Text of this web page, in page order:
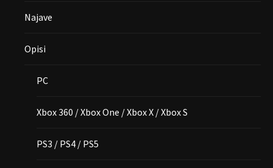
Najave
Opisi
PC
Xbox 360 / Xbox One / Xbox X / Xbox S
PS3 / PS4 / PS5